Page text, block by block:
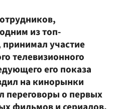
из топ-
участие
телевизионного
его показа
на кинорынки
переговоры о первых